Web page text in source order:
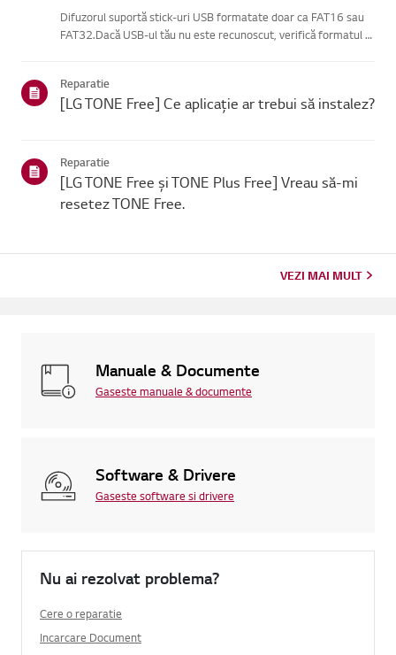
Difuzorul suportă stick-uri USB formatate doar ca FAT16 sau
FAT32.Dacă USB-ul tău nu este recunoscut, verifică formatul și
Reparatie
[LG TONE Free] Ce aplicație ar trebui să instalez?
Reparatie
[LG TONE Free și TONE Plus Free] Vreau să-mi
resetez TONE Free.
VEZI MAI MULT
Manuale & Documente
Gaseste manuale & documente
Software & Drivere
Gaseste software si drivere
Nu ai rezolvat problema?
Cere o reparatie
Incarcare Document